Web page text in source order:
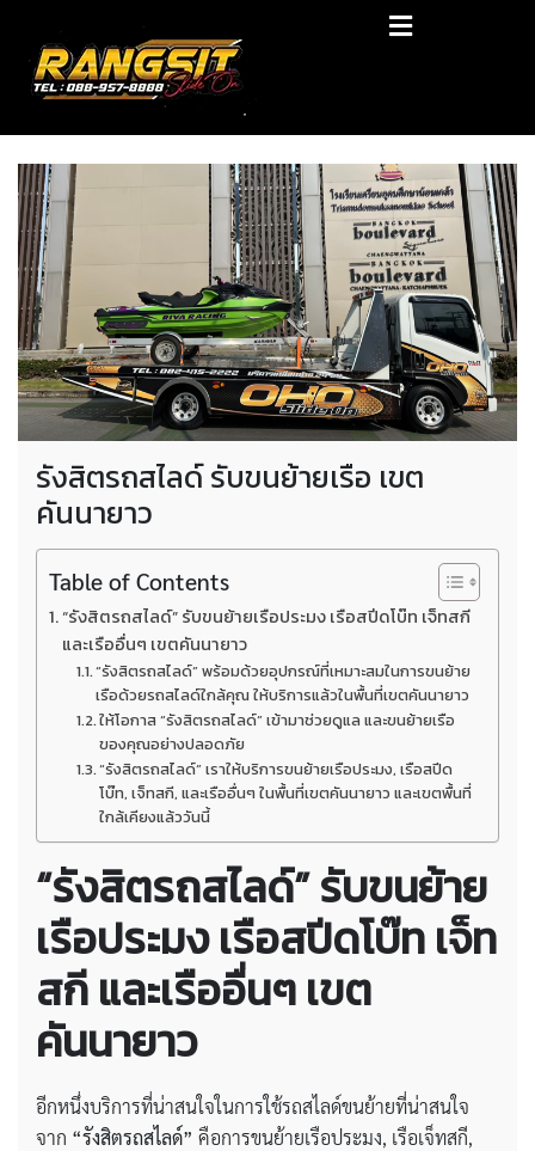
content
RANGSIT SlideON
รถยก168 รถสไลด์รังสิต รถสไลด์ ราคาถูก
รังสิตรถสไลด์ รับขนย้ายเรือ เขต
คันนายาว
Table of Contents
“รังสิตรถสไลด์” รับขนย้ายเรือประมง เรือสปีดโบ๊ท เจ็ทสกี
และเรืออื่นๆ เขตคันนายาว
“รังสิตรถสไลด์” พร้อมด้วยอุปกรณ์ที่เหมาะสมในการขนย้าย
เรือด้วยรถสไลด์ใกล้คุณ ให้บริการแล้วในพื้นที่เขตคันนายาว
ให้โอกาส “รังสิตรถสไลด์” เข้ามาช่วยดูแล และขนย้ายเรือ
ของคุณอย่างปลอดภัย
“รังสิตรถสไลด์” เราให้บริการขนย้ายเรือประมง, เรือสปีด
โบ๊ท, เจ็ทสกี, และเรืออื่นๆ ในพื้นที่เขตคันนายาว และเขตพื้นที่
ใกล้เคียงแล้ววันนี้
“รังสิตรถสไลด์” รับขนย้าย
เรือประมง เรือสปีดโบ๊ท เจ็ท
สกี และเรืออื่นๆ เขต
คันนายาว
อีกหนึ่งบริการที่น่าสนใจในการใช้รถสไลด์ขนย้ายที่น่าสนใจ
จาก “รังสิตรถสไลด์” คือการขนย้ายเรือประมง, เรือเจ็ทสกี,